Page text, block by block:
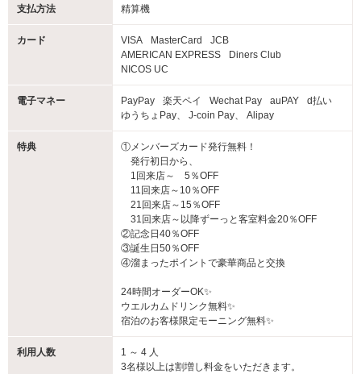
支払方法 精算機
カード VISA MasterCard
JCB
AMERICAN EXPRESS
Diners Club
NICOS UC
電子マネー PayPay 楽天ペイ Wechat Pay auPAY
d払い
ゆうちょPay、 J-coin Pay、 Alipay
特典
①メンバーズカード発行無料！
発行初日から、
1回来店～ 5％OFF
11回来店～10％OFF
21回来店～15％OFF
31回来店～以降ずーっと客室料金20％OFF
②記念日40％OFF
③誕生日50％OFF
④溜まったポイントで豪華商品と交換
24時間オーダーOK✨
ウエルカムドリンク無料✨
宿泊のお客様限定モーニング無料✨
利用人数
1 ～ 4 人
3名様以上は割増し料金をいただきます。